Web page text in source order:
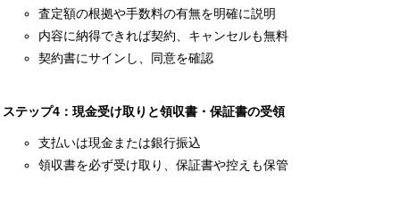
査定額の根拠や手数料の有無を明確に説明
内容に納得できれば契約、キャンセルも無料
契約書にサインし、同意を確認
ステップ4：現金受け取りと領収書・保証書の受領
支払いは現金または銀行振込
領収書を必ず受け取り、保証書や控えも保管